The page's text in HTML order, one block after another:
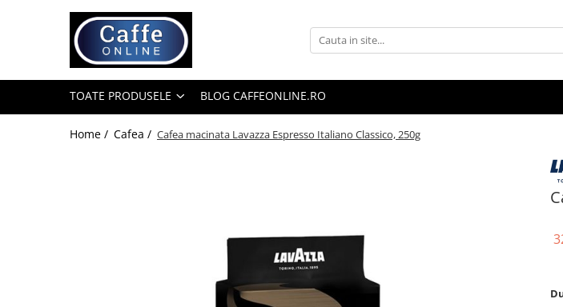
Toate Produsele
Capsule Cafea
TOATE PRODUSELE BLOG CAFFEONLINE.RO
Home / Cafea / Cafea macinata Lavazza Espresso Italiano Classico, 250g